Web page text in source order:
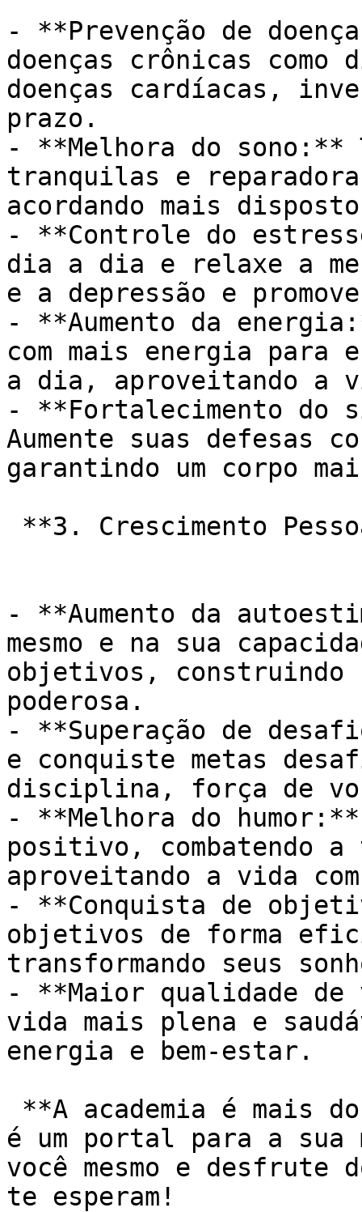
- **Prevenção de
doenças crônicas
doenças cardíacas,
prazo.
- **Melhora do sono:**
tranquilas e
acordando mais
- **Controle do
dia a dia e relaxe a
e a depressão e
- **Aumento da
com mais energia
a dia, aproveitando a
- **Fortalecimento do
Aumente suas defesas
garantindo um corpo
- **Aumento da
mesmo e na sua
objetivos, construindo
poderosa.
- **Superação de
e conquiste metas
disciplina, força de
- **Melhora do
positivo, combatendo
aproveitando a vida
- **Conquista de
objetivos de forma
transformando seus
- **Maior qualidade de
vida mais plena e
energia e bem-estar.
é um portal para a
você mesmo e desfrute
te esperam!